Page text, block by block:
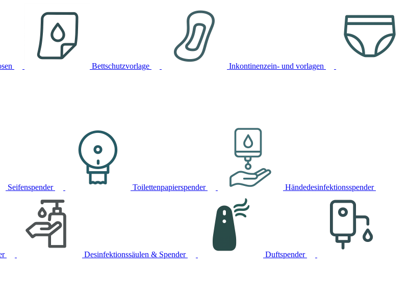
Bettschutzvorlage
Inkontinenzein- und vorlagen
Seifenspender Toilettenpapierspender Händedesinfektionsspender
Desinfektionssäulen & Spender
Duftspender